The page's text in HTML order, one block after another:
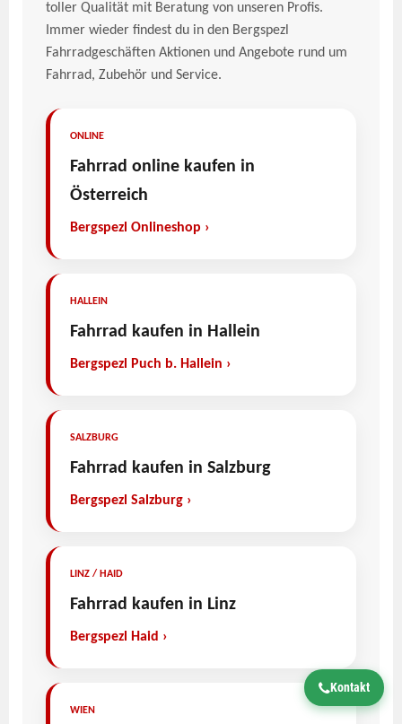
toller Qualität mit Beratung von unseren Profis.
Immer wieder findest du in den Bergspezl
Fahrradgeschäften Aktionen und Angebote rund um
Fahrrad, Zubehör und Service.
ONLINE
Fahrrad online kaufen in
Österreich
Bergspezl Onlineshop ›
HALLEIN
Fahrrad kaufen in Hallein
Bergspezl Puch b. Hallein ›
SALZBURG
Fahrrad kaufen in Salzburg
Bergspezl Salzburg ›
LINZ / HAID
Fahrrad kaufen in Linz
Bergspezl Haid ›
WIEN
Kontakt